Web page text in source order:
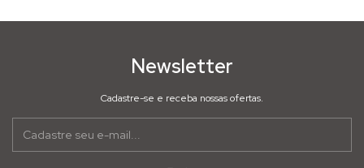
Newsletter
Cadastre-se e receba nossas ofertas.